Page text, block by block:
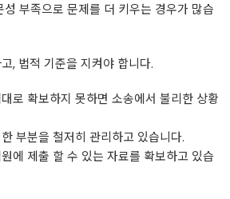
부족으로 문제를 더 키우는 경우가 많습
, 법적 기준을 지켜야 합니다.
로 확보하지 못하면 소송에서 불리한 상황
부분을 철저히 관리하고 있습니다.
에 제출 할 수 있는 자료를 확보하고 있습